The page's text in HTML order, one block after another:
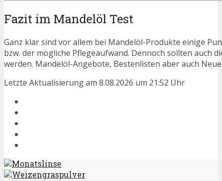
Fazit im Mandelöl Test
Ganz klar sind vor allem bei Mandelöl-Produkte einige
bzw. der mögliche Pflegeaufwand. Dennoch sollten auch
werden. Mandelöl-Angebote, Bestenlisten aber auch
Letzte Aktualisierung am 8.08.2026 um 21:52 Uhr
Monatslinse
Weizengraspulver